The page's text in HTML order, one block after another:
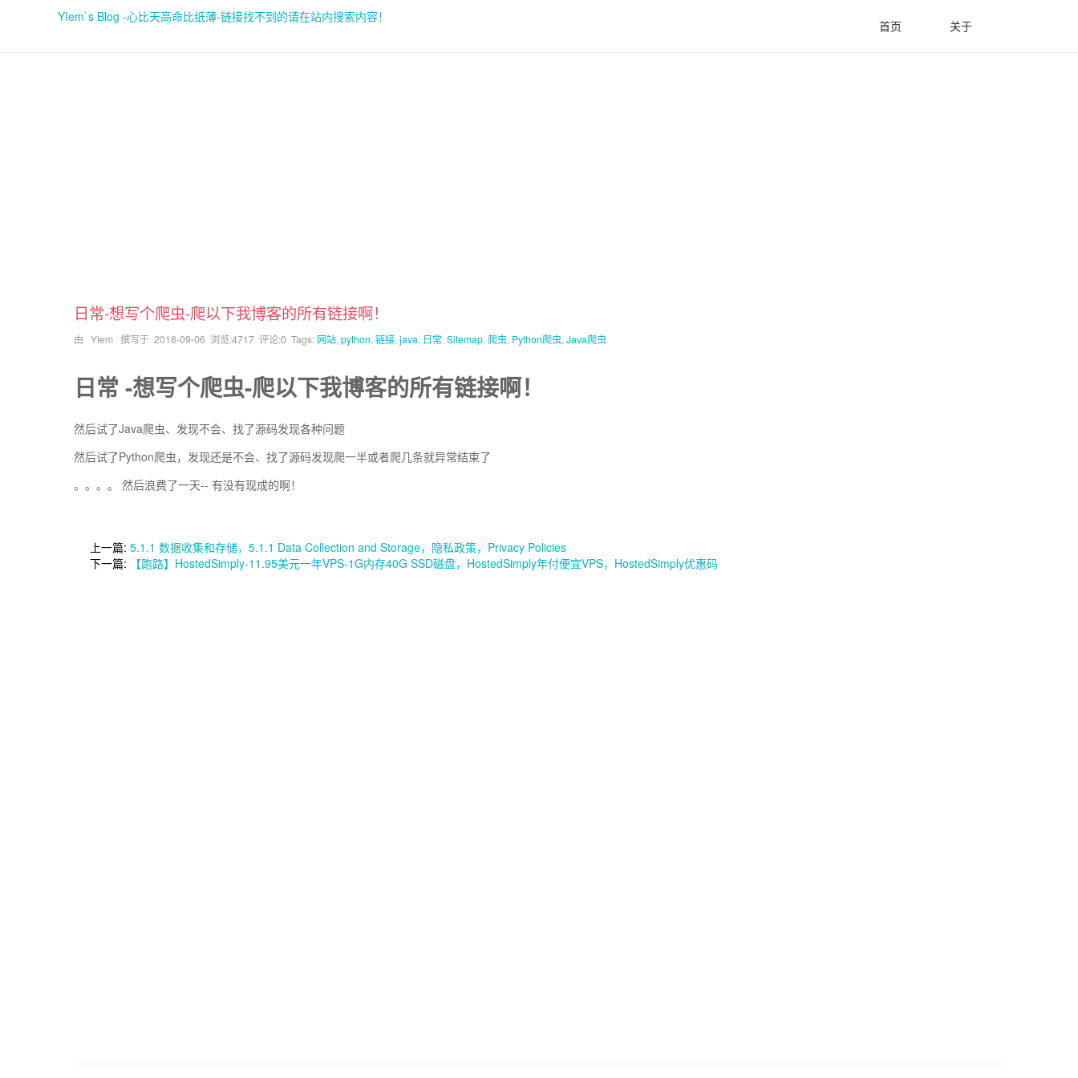
YIem`s Blog -心比天高命比纸薄-链接找不到的请在站内搜索内容！
首页 关于
日常-想写个爬虫-爬以下我博客的所有链接啊！
由 YIem 撰写于 2018-09-06 浏览:4717 评论:0 Tags: 网站, python, 链接, java, 日常, Sitemap, 爬虫, Python爬虫, Java爬虫
日常 -想写个爬虫-爬以下我博客的所有链接啊！
然后试了Java爬虫、发现不会、找了源码发现各种问题
然后试了Python爬虫，发现还是不会、找了源码发现爬一半或者爬几条就异常结束了
。。。。 然后浪费了一天-- 有没有现成的啊！
上一篇: 5.1.1 数据收集和存储，5.1.1 Data Collection and Storage，隐私政策，Privacy Policies
下一篇:
【跑路】HostedSimply-11.95美元一年VPS-1G内存40G SSD磁盘，HostedSimply年付便宜VPS，HostedSimply优惠码